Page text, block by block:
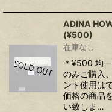
ADINA
(¥500)
在庫なし
＊¥500 均
のみご購入
ント使用は
価格の商品
い致しま…